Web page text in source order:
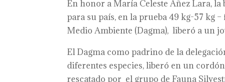
En honor a María Celeste Añez Lara,
para su país, en la prueba 49 kg-57 kg
Medio Ambiente (Dagma), liberó a un
El Dagma como padrino de la
diferentes especies, liberó en un
rescatado por el grupo de Fauna